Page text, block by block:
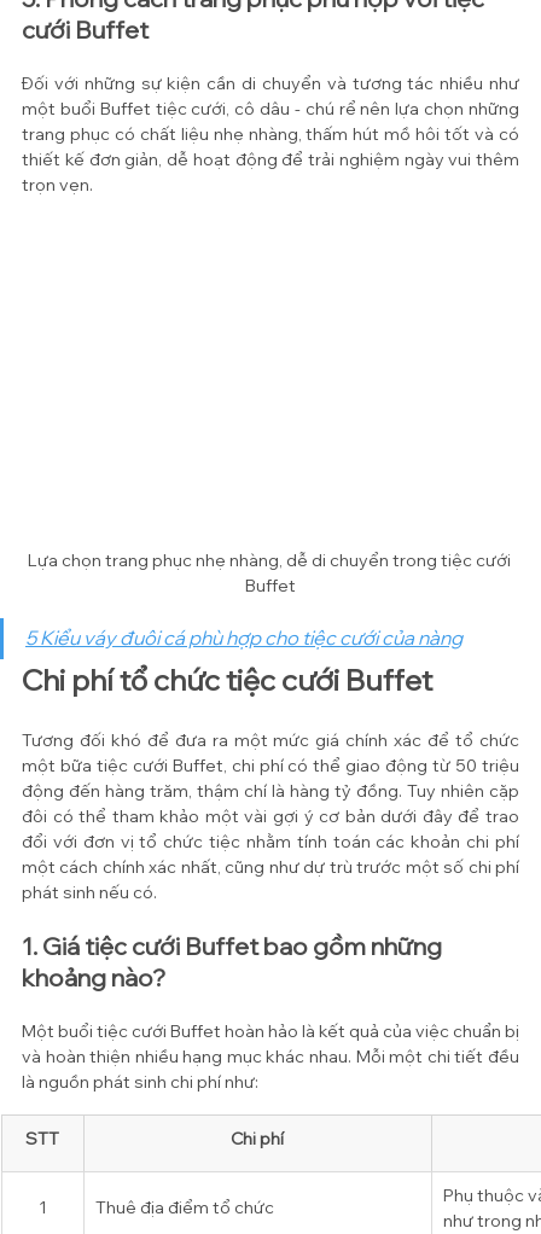
cưới Buffet
Đối với những sự kiện cần di chuyển và tương tác nhiều như
một buổi Buffet tiệc cưới, cô dâu - chú rể nên lựa chọn những
trang phục có chất liệu nhẹ nhàng, thấm hút mồ hôi tốt và có
thiết kế đơn giản, dễ hoạt động để trải nghiệm ngày vui thêm
trọn vẹn.
Lựa chọn trang phục nhẹ nhàng, dễ di chuyển trong tiệc cưới
Buffet
5 Kiểu váy đuôi cá phù hợp cho tiệc cưới của nàng
Chi phí tổ chức tiệc cưới Buffet
Tương đối khó để đưa ra một mức giá chính xác để tổ chức
một bữa tiệc cưới Buffet, chi phí có thể giao động từ 50 triệu
động đến hàng trăm, thậm chí là hàng tỷ đồng. Tuy nhiên cặp
đôi có thể tham khảo một vài gợi ý cơ bản dưới đây để trao
đổi với đơn vị tổ chức tiệc nhằm tính toán các khoản chi phí
một cách chính xác nhất, cũng như dự trù trước một số chi phí
phát sinh nếu có.
1. Giá tiệc cưới Buffet bao gồm những
khoảng nào?
Một buổi tiệc cưới Buffet hoàn hảo là kết quả của việc chuẩn bị
và hoàn thiện nhiều hạng mục khác nhau. Mỗi một chi tiết đều
là nguồn phát sinh chi phí như:
STT Chi phí
1 Thuê địa điểm tổ chức
Phụ thuộc
như trong